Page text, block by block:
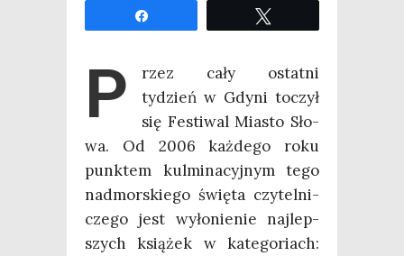
P
rzez cały ostat­ni
tydzień w Gdy­ni toczył
się Festi­wal Mia­sto Sło­
wa. Od 2006 każ­de­go roku
punk­tem kul­mi­na­cyj­nym tego
nad­mor­skie­go świę­ta czy­tel­ni­
cze­go jest wyło­nie­nie naj­lep­
szych ksią­żek w kate­go­riach: